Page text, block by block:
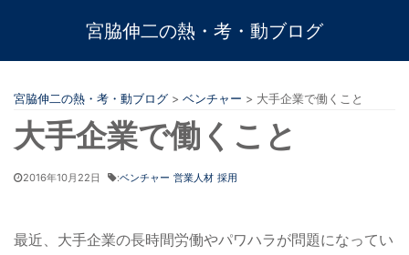
宮脇伸二の熱・考・動ブログ
宮脇伸二の熱・考・動ブログ > ベンチャー > 大手企業で働くこと
大手企業で働くこと
2016年10月22日 :ベンチャー 営業人材 採用
最近、大手企業の長時間労働やパワハラが問題になってい